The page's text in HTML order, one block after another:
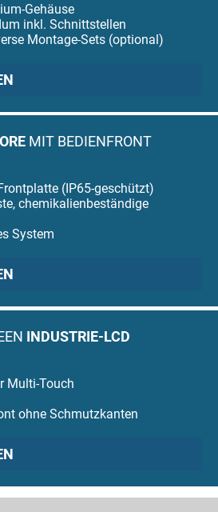
Gehäuse
inkl. Schnittstellen
Montage-Sets (optional)
MIT BEDIENFRONT
(IP65-geschützt)
chemikalienbeständige
System
INDUSTRIE-LCD
Multi-Touch
ohne Schmutzkanten